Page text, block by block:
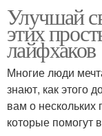
Улучшай
этих
лайфхаков
Многие люди
знают, как этого
вам о
которые помогут